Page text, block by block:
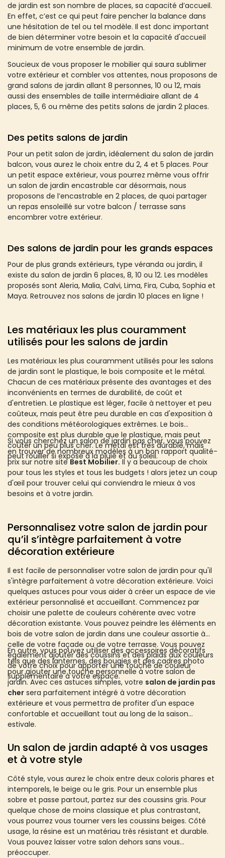
de jardin est son nombre de places, sa capacité d’accueil.
En effet, c’est ce qui peut faire pencher la balance dans
une hésitation de tel ou tel modèle. Il est donc important
de bien déterminer votre besoin et la capacité d'accueil
minimum de votre ensemble de jardin.
Soucieux de vous proposer le mobilier qui saura sublimer
votre extérieur et combler vos attentes, nous proposons de
grand salons de jardin allant 8 personnes, 10 ou 12, mais
aussi des ensembles de taille intermédiaire allant de 4
places, 5, 6 ou même des petits salons de jardin 2 places.
Des petits salons de jardin
Pour un petit salon de jardin, idéalement du salon de jardin
balcon, vous aurez le choix entre du 2, 4 et 5 places. Pour
un petit espace extérieur, vous pourrez même vous offrir
un salon de jardin encastrable car désormais, nous
proposons de l’encastrable en 2 places, de quoi partager
un repas ensoleillé sur votre balcon / terrasse sans
encombrer votre extérieur.
Des salons de jardin pour les grands espaces
Pour de plus grands extérieurs, type véranda ou jardin, il
existe du salon de jardin 6 places, 8, 10 ou 12. Les modèles
proposés sont Aleria, Malia, Calvi, Lima, Fira, Cuba, Sophia et
Maya. Retrouvez nos salons de jardin 10 places en ligne !
Les matériaux les plus couramment
utilisés pour les salons de jardin
Les matériaux les plus couramment utilisés pour les salons
de jardin sont le plastique, le bois composite et le métal.
Chacun de ces matériaux présente des avantages et des
inconvénients en termes de durabilité, de coût et
d'entretien. Le plastique est léger, facile à nettoyer et peu
coûteux, mais peut être peu durable en cas d'exposition à
des conditions météorologiques extrêmes. Le bois
composite est plus durable que le plastique, mais peut
coûter un peu plus cher. Le métal est très durable, mais
peut rouiller si exposé à la pluie et au soleil.
Si vous cherchez un salon de jardin pas cher, vous pouvez
en trouver de nombreux modèles à un bon rapport qualité-
prix sur notre siteBest Mobilier.Il y a beaucoup de choix
pour tous les styles et tous les budgets ! alors jetez un coup
d'œil pour trouver celui qui conviendra le mieux à vos
besoins et à votre jardin.
Personnalisez votre salon de jardin pour
qu’il s’intègre parfaitement à votre
décoration extérieure
Il est facile de personnaliser votre salon de jardin pour qu'il
s'intègre parfaitement à votre décoration extérieure. Voici
quelques astuces pour vous aider à créer un espace de vie
extérieur personnalisé et accueillant. Commencez par
choisir une palette de couleurs cohérente avec votre
décoration existante. Vous pouvez peindre les éléments en
bois de votre salon de jardin dans une couleur assortie à
celle de votre façade ou de votre terrasse. Vous pouvez
également ajouter des coussins et des plaids aux couleurs
de votre choix pour apporter une touche de couleur
supplémentaire à votre espace.
En outre, vous pouvez utiliser des accessoires décoratifs
tels que des lanternes, des bougies et des cadres photo
pour ajouter une touche personnelle à votre salon de
jardin.Avec ces astuces simples, votre salon de jardin pas
cher sera parfaitement intégré à votre décoration
extérieure et vous permettra de profiter d'un espace
confortable et accueillant tout au long de la saison
estivale.
Un salon de jardin adapté à vos usages
et à votre style
Côté style, vous aurez le choix entre deux coloris phares et
intemporels, le beige ou le gris. Pour un ensemble plus
sobre et passe partout, partez sur des coussins gris. Pour
quelque chose de moins classique et plus contrastant,
vous pourrez vous tourner vers les coussins beiges. Côté
usage, la résine est un matériau très résistant et durable.
Vous pouvez laisser votre salon dehors sans vous
préoccuper.